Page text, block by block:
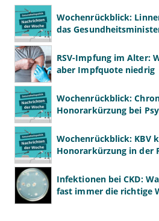
Wochenrückblick:
das
RSV-Impfung im Alter:
aber Impfquote niedrig
Wochenrückblick:
Honorarkürzung bei
Wochenrückblick: KBV
Honorarkürzung in der
Infektionen bei CKD:
fast immer die richtige